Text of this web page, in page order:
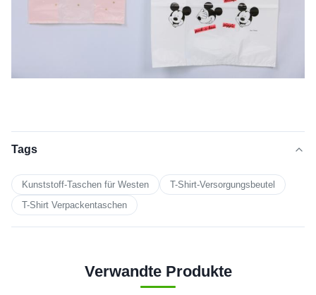
Tags
Kunststoff-Taschen für Westen
T-Shirt-Versorgungsbeutel
T-Shirt Verpackentaschen
Verwandte Produkte